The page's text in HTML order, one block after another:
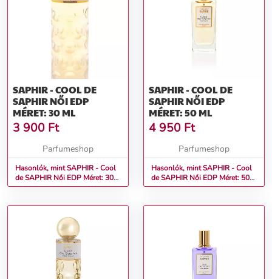
SAPHIR - COOL DE
SAPHIR NŐI EDP
MÉRET: 30 ML
3 900 Ft
Parfumeshop
Hasonlók, mint SAPHIR - Cool
de SAPHIR Női EDP Méret: 30
ml
SAPHIR - COOL DE
SAPHIR NŐI EDP
MÉRET: 50 ML
4 950 Ft
Parfumeshop
Hasonlók, mint SAPHIR - Cool
de SAPHIR Női EDP Méret: 50
ml